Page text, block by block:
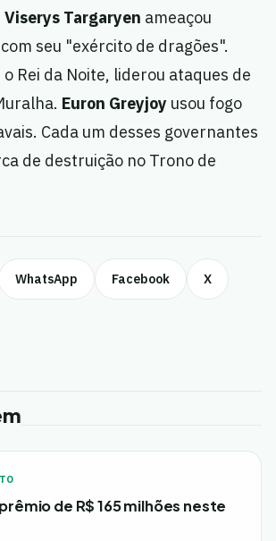
Viserys Targaryen ameaçou
seu "exército de dragões".
o Rei da Noite, liderou ataques de
Euron Greyjoy usou fogo
Cada um desses governantes
de destruição no Trono de
WhatsApp Facebook X
de R$ 165 milhões neste